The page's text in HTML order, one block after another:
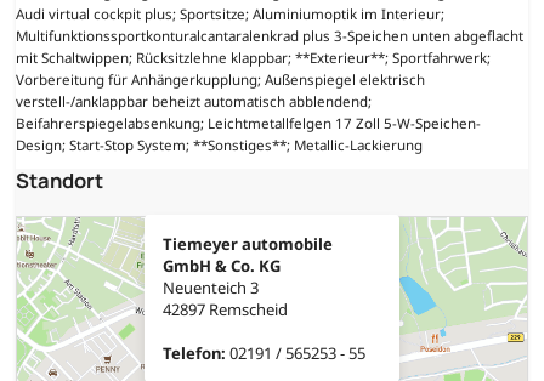
Audi virtual cockpit plus; Sportsitze; Aluminiumoptik im Interieur;
Multifunktionssportkonturalcantaralenkrad plus 3-Speichen unten abgeflacht
mit Schaltwippen; Rücksitzlehne klappbar; **Exterieur**; Sportfahrwerk;
Vorbereitung für Anhängerkupplung; Außenspiegel elektrisch
verstell-/anklappbar beheizt automatisch abblendend;
Beifahrerspiegelabsenkung; Leichtmetallfelgen 17 Zoll 5-W-Speichen-
Design; Start-Stop System; **Sonstiges**; Metallic-Lackierung
Standort
Tiemeyer automobile
GmbH & Co. KG
Neuenteich 3
42897 Remscheid
Telefon: 02191 / 565253 - 55